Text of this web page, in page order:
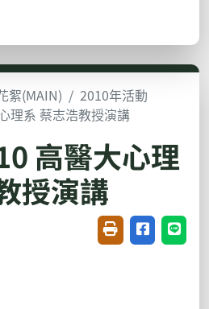
絮(MAIN)
2010年活動
理系 蔡志浩教授演講
高醫大心理
授演講
友善列印(開新視
分享至臉書
分享